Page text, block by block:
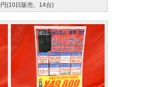
(10日販売、14台)